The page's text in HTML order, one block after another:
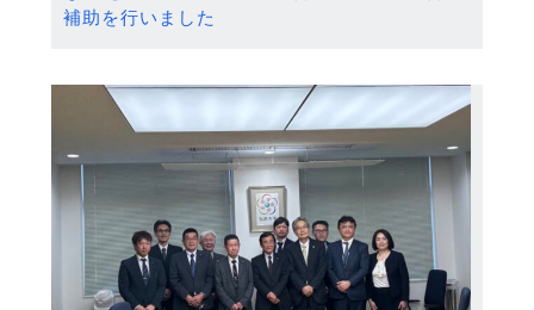
補助を行いました